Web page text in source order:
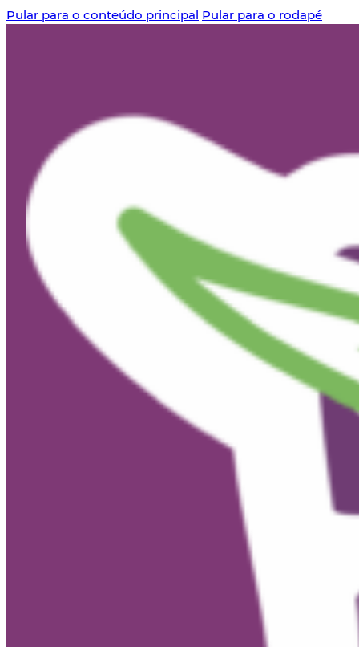
Pular para o conteúdo principal Pular para o rodapé